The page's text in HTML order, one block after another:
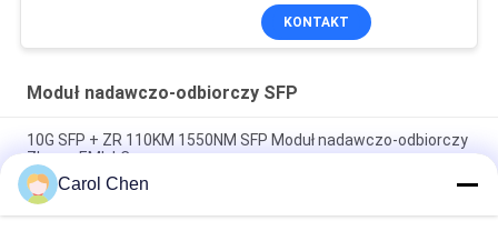
Ethernet
KONTAKT
Moduł nadawczo-odbiorczy SFP
10G SFP + ZR 110KM 1550NM SFP Moduł nadawczo-odbiorczy
Złącze EML LC
Moduł światłowodowy Deplex LC SM Fibre 100G Duża
odległość 100 km z DDM
Carol Chen